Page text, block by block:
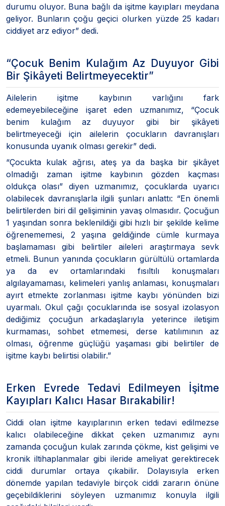
durumu oluyor. Buna bağlı da işitme kayıpları meydana
geliyor. Bunların çoğu geçici olurken yüzde 25 kadarı
ciddiyet arz ediyor” dedi.
“Çocuk Benim Kulağım Az Duyuyor Gibi
Bir Şikâyeti Belirtmeyecektir”
Ailelerin işitme kaybının varlığını fark
edemeyebileceğine işaret eden uzmanımız, “Çocuk
benim kulağım az duyuyor gibi bir şikâyeti
belirtmeyeceği için ailelerin çocukların davranışları
konusunda uyanık olması gerekir” dedi.
“Çocukta kulak ağrısı, ateş ya da başka bir şikâyet
olmadığı zaman işitme kaybının gözden kaçması
oldukça olası” diyen uzmanımız, çocuklarda uyarıcı
olabilecek davranışlarla ilgili şunları anlattı: “En önemli
belirtilerden biri dil gelişiminin yavaş olmasıdır. Çocuğun
1 yaşından sonra beklenildiği gibi hızlı bir şekilde kelime
öğrenememesi, 2 yaşına geldiğinde cümle kurmaya
başlamaması gibi belirtiler aileleri araştırmaya sevk
etmeli. Bunun yanında çocukların gürültülü ortamlarda
ya da ev ortamlarındaki fısıltılı konuşmaları
algılayamaması, kelimeleri yanlış anlaması, konuşmaları
ayırt etmekte zorlanması işitme kaybı yönünden bizi
uyarmalı. Okul çağı çocuklarında ise sosyal izolasyon
dediğimiz çocuğun arkadaşlarıyla yeterince iletişim
kurmaması, sohbet etmemesi, derse katılımının az
olması, öğrenme güçlüğü yaşaması gibi belirtiler de
işitme kaybı belirtisi olabilir.”
Erken Evrede Tedavi Edilmeyen İşitme
Kayıpları Kalıcı Hasar Bırakabilir!
Ciddi olan işitme kayıplarının erken tedavi edilmezse
kalıcı olabileceğine dikkat çeken uzmanımız aynı
zamanda çocuğun kulak zarında çökme, kist gelişimi ve
kronik iltihaplanmalar gibi ileride ameliyat gerektirecek
ciddi durumlar ortaya çıkabilir. Dolayısıyla erken
dönemde yapılan tedaviyle birçok ciddi zararın önüne
geçebildiklerini söyleyen uzmanımız konuyla ilgili